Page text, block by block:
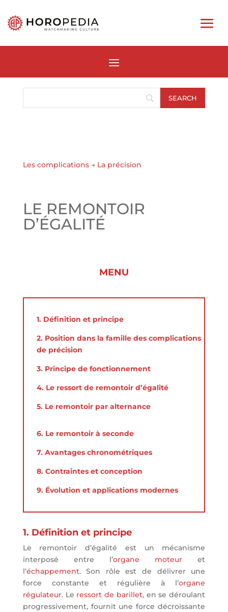
Les complications→ La précision
LE REMONTOIR
D’ÉGALITÉ
MENU
1. Définition et principe
2. Position dans la famille des complications
de précision
3. Principe de fonctionnement
4. Le ressort de remontoir d’égalité
5. Le remontoir par alternance
6. Le remontoir à seconde
7. Avantages chronométriques
8. Contraintes et conception
9. Évolution et applications modernes
1. Définition et principe
Le remontoir d’égalité est un mécanisme
interposé entre l’organe moteur et
l’échappement. Son rôle est de délivrer une
force constante et régulière à l’organe
régulateur. Le ressort de barillet, en se déroulant
progressivement, fournit une force décroissante